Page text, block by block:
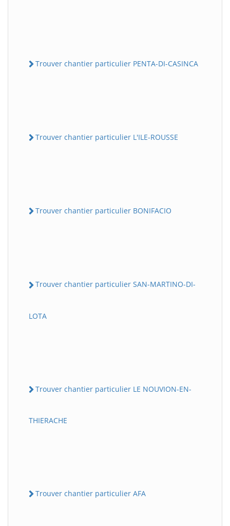
Trouver chantier particulier PENTA-DI-CASINCA
Trouver chantier particulier L'ILE-ROUSSE
Trouver chantier particulier BONIFACIO
Trouver chantier particulier SAN-MARTINO-DI-
LOTA
Trouver chantier particulier LE NOUVION-EN-
THIERACHE
Trouver chantier particulier AFA